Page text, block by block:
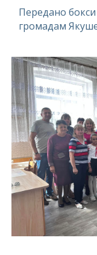
Передано
громадам